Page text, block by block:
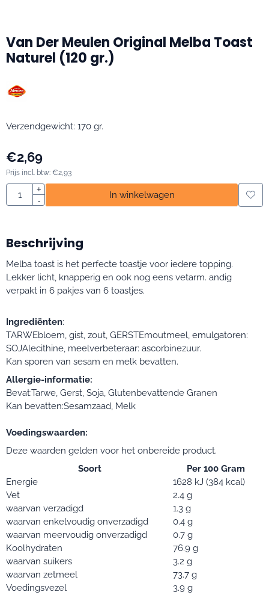
Van Der Meulen Original Melba Toast
Naturel (120 gr.)
Verzendgewicht: 170 gr.
€2,69
Prijs incl. btw: €2,93
Aantal
+
-
In winkelwagen
Beschrijving
Melba toast is het perfecte toastje voor iedere topping.
Lekker licht, knapperig en ook nog eens vetarm. andig
verpakt in 6 pakjes van 6 toastjes.
Ingrediënten:
TARWEbloem, gist, zout, GERSTEmoutmeel, emulgatoren:
SOJAlecithine, meelverbeteraar: ascorbinezuur.
Kan sporen van sesam en melk bevatten.
Allergie-informatie:
Bevat:Tarwe, Gerst, Soja, Glutenbevattende Granen
Kan bevatten:Sesamzaad, Melk
Voedingswaarden:
Deze waarden gelden voor het onbereide product.
Soort
Per 100 Gram
Energie
1628 kJ (384 kcal)
Vet
2.4 g
waarvan verzadigd
1.3 g
waarvan enkelvoudig onverzadigd
0.4 g
waarvan meervoudig onverzadigd
0.7 g
Koolhydraten
76.9 g
waarvan suikers
3.2 g
waarvan zetmeel
73.7 g
Voedingsvezel
3.9 g